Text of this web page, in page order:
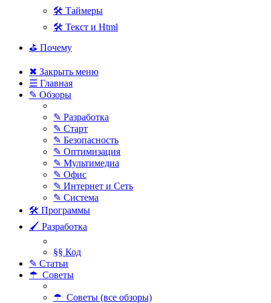
🛠 Таймеры
🛠 Текст и Html
⛳ Почему
✖ Закрыть меню
☰ Главная
✎ Обзоры
✎ Разработка
✎ Старт
✎ Безопасность
✎ Оптимизация
✎ Мультимедиа
✎ Офис
✎ Интернет и Сеть
✎ Система
🛠 Программы
🖌 Разработка
§§ Код
✎ Статьи
☂ Советы
☂ Советы (все обзоры)